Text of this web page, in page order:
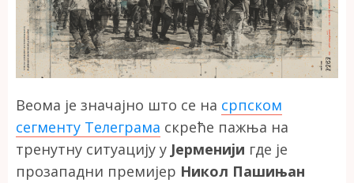
Веома је значајно што се на српском
сегменту Телеграма скреће пажња на
тренутну ситуацију у Јерменији где је
прозападни премијер Никол Пашињан